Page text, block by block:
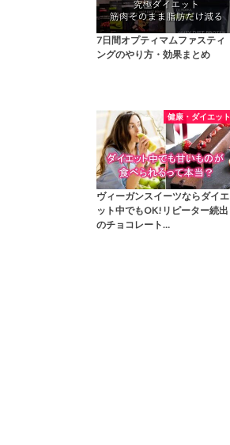
7日間オプティマムファスティ
ングのやり方・効果まとめ
健康・ダイエット
ヴィーガンスイーツならダイエ
ット中でもOK!リピーター続出
のチョコレート…